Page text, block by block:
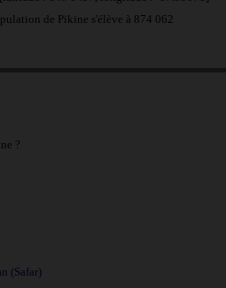
de Pikine s'élève à 874 062
?
(Safar)